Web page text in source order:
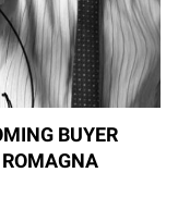
BUYER